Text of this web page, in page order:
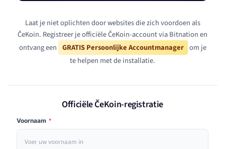
Laat je niet oplichten door websites die zich voordoen als
ČeKoin. Registreer je officiële ČeKoin-account via Bitnation en
ontvang een GRATIS Persoonlijke Accountmanager om je
te helpen met de installatie.
Officiële ČeKoin-registratie
Voornaam *